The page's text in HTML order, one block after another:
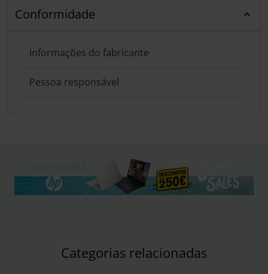
Conformidade
Informações do fabricante
Pessoa responsável
Categorias relacionadas